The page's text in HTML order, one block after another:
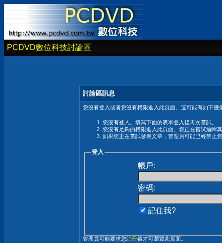
PCDVD數位科技討論區
討論區訊息
您沒有登入或者您沒有權限進入此頁面。這可能有如下幾
您沒有登入。填寫下面的表單登入後再次嘗試。
您沒有足夠的權限進入此頁面。您正在嘗試編輯
如果您正在嘗試發表文章，管理員可能已經禁止
登入
帳戶:
密碼:
記住我?
管理員可能要求您註冊後才可瀏覽此頁面。